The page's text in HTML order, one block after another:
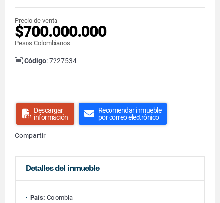
Precio de venta
$700.000.000
Pesos Colombianos
Código: 7227534
Descargar
información
Recomendar inmueble
por correo electrónico
Compartir
Detalles del inmueble
País: Colombia